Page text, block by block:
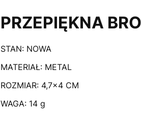
PRZEPIĘKNA
STAN: NOWA
MATERIAŁ: METAL
ROZMIAR: 4,7x4 CM
WAGA: 14 g